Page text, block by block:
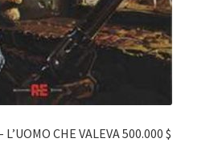
L’UOMO CHE VALEVA 500.000 $